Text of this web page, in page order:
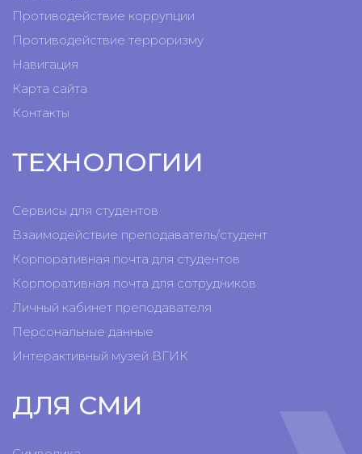
Противодействие коррупции
Противодействие терроризму
Навигация
Карта сайта
Контакты
ТЕХНОЛОГИИ
Сервисы для студентов
Взаимодействие преподаватель/студент
Корпоративная почта для студентов
Корпоративная почта для сотрудников
Личный кабинет преподавателя
Персональные данные
Интерактивный музей ВГИК
ДЛЯ СМИ